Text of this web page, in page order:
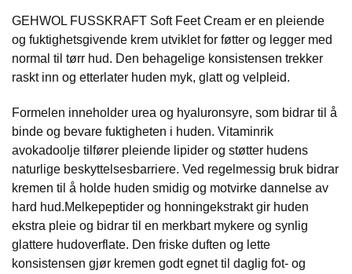
GEHWOL FUSSKRAFT Soft Feet Cream er en pleiende
og fuktighetsgivende krem utviklet for føtter og legger med
normal til tørr hud. Den behagelige konsistensen trekker
raskt inn og etterlater huden myk, glatt og velpleid.
Formelen inneholder urea og hyaluronsyre, som bidrar til å
binde og bevare fuktigheten i huden. Vitaminrik
avokadoolje tilfører pleiende lipider og støtter hudens
naturlige beskyttelsesbarriere. Ved regelmessig bruk bidrar
kremen til å holde huden smidig og motvirke dannelse av
hard hud.Melkepeptider og honningekstrakt gir huden
ekstra pleie og bidrar til en merkbart mykere og synlig
glattere hudoverflate. Den friske duften og lette
konsistensen gjør kremen godt egnet til daglig fot- og